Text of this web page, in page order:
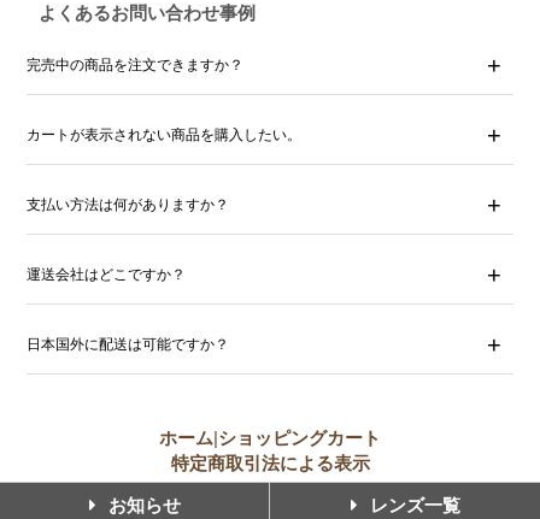
よくあるお問い合わせ事例
完売中の商品を注文できますか？
カートが表示されない商品を購入したい。
支払い方法は何がありますか？
運送会社はどこですか？
日本国外に配送は可能ですか？
ホーム|ショッピングカート
特定商取引法による表示
お知らせ レンズ一覧